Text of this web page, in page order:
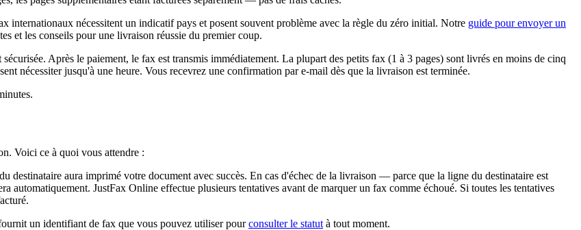
internationaux nécessitent un indicatif pays et posent souvent problème avec la règle du zéro initial. Notre guide pour envoyer un
et les conseils pour une livraison réussie du premier coup.
Après le paiement, le fax est transmis immédiatement. La plupart des petits fax (1 à 3 pages) sont livrés en moins de cinq
nécessiter jusqu'à une heure. Vous recevrez une confirmation par e-mail dès que la livraison est terminée.
Voici ce à quoi vous attendre :
destinataire aura imprimé votre document avec succès. En cas d'échec de la livraison — parce que la ligne du destinataire est
automatiquement. JustFax Online effectue plusieurs tentatives avant de marquer un fax comme échoué. Si toutes les tentatives
un identifiant de fax que vous pouvez utiliser pourconsulter le statut à tout moment.